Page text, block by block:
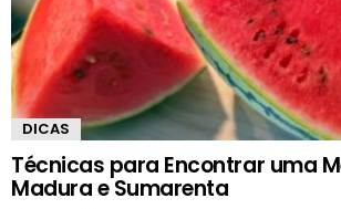
DICAS
Técnicas para Encontrar uma
Madura e Sumarenta